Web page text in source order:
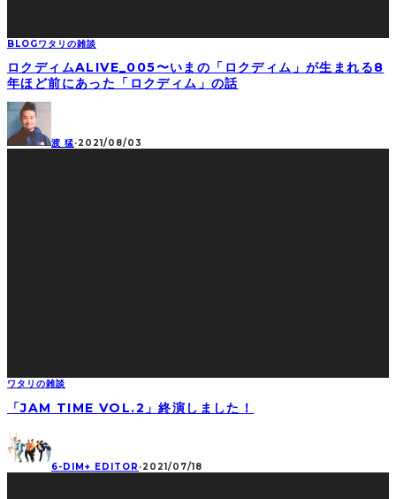
BLOGワタリの雑談
ロクディムALIVE_005〜いまの「ロクディム」が生まれる8
年ほど前にあった「ロクディム」の話
渡 猛·2021/08/03
ワタリの雑談
「JAM TIME VOL.2」終演しました！
6-DIM+ EDITOR ·2021/07/18